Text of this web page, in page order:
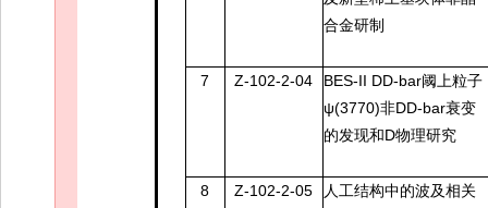
合金研制
7 Z-102-2-04
BES-II DD-bar阈上粒子
ψ(3770)非DD-bar衰变
的发现和D物理研究
8 Z-102-2-05
人工结构中的波及相关